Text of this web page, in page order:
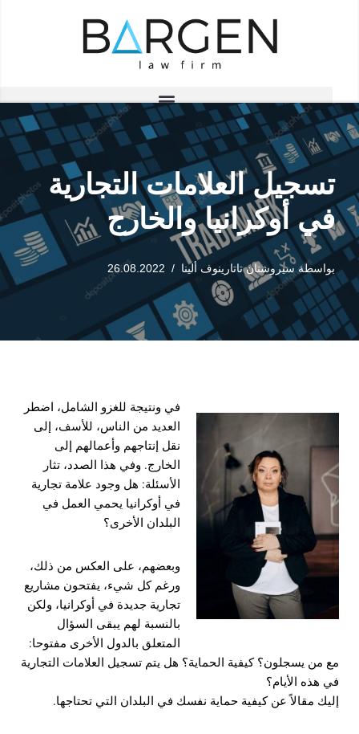
تسجيل العلامات التجارية
في أوكرانيا والخارج
بواسطة سيروشتان تاتارينوف ألينا 26.08.2022
في ونتيجة للغزو الشامل، اضطر
العديد من الناس، للأسف، إلى
نقل إنتاجهم وأعمالهم إلى
الخارج. وفي هذا الصدد، تثار
الأسئلة: هل وجود علامة تجارية
في أوكرانيا يحمي العمل في
البلدان الأخرى؟
وبعضهم، على العكس من ذلك،
ورغم كل شيء، يفتحون مشاريع
تجارية جديدة في أوكرانيا، ولكن
بالنسبة لهم يبقى السؤال
المتعلق بالدول الأخرى مفتوحا:
مع من يسجلون؟ كيفية الحماية؟ هل يتم تسجيل العلامات التجارية
في هذه الأيام؟
إليك مقالاً عن كيفية حماية نفسك في البلدان التي تحتاجها.